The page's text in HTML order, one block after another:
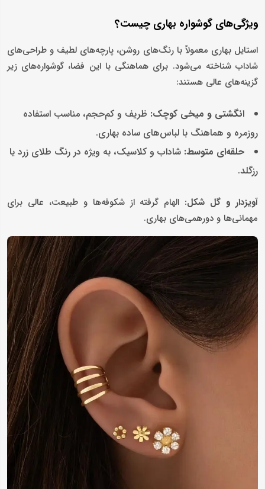
ویژگی‌های گوشواره بهاری چیست؟
استایل بهاری معمولاً با رنگ‌های روشن، پارچه‌های لطیف و طراحی‌های
شاداب شناخته می‌شود. برای هماهنگی با این فضا، گوشواره‌های زیر
گزینه‌های عالی هستند:
انگشتی و میخی کوچک: ظریف و کم‌حجم، مناسب استفاده
روزمره و هماهنگ با لباس‌های ساده بهاری.
حلقه‌ای متوسط: شاداب و کلاسیک، به ویژه در رنگ طلای زرد یا
رزگلد.
آویزدار و گل ‌شکل: الهام گرفته از شکوفه‌ها و طبیعت، عالی برای
مهمانی‌ها و دورهمی‌های بهاری.